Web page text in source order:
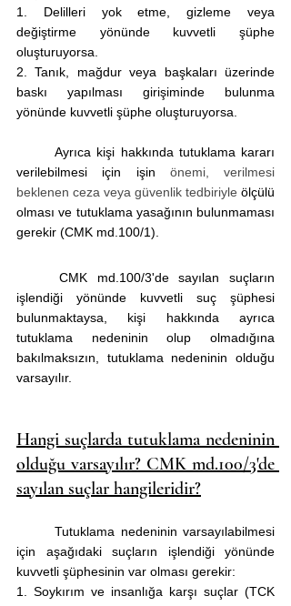
1. Delilleri yok etme, gizleme veya
değiştirme yönünde kuvvetli şüphe
oluşturuyorsa.
2. Tanık, mağdur veya başkaları üzerinde
baskı yapılması girişiminde bulunma
yönünde kuvvetli şüphe oluşturuyorsa.
	Ayrıca kişi hakkında tutuklama kararı
verilebilmesi için işin önemi, verilmesi
beklenen ceza veya güvenlik tedbiriyle ölçülü
olması ve tutuklama yasağının bulunmaması
gerekir (CMK md.100/1).
işlendiği yönünde kuvvetli suç şüphesi
bulunmaktaysa, kişi hakkında ayrıca
tutuklama nedeninin olup olmadığına
bakılmaksızın, tutuklama nedeninin olduğu
varsayılır.
Hangi suçlarda tutuklama nedeninin
olduğu varsayılır? CMK md.100/3'de
sayılan suçlar hangileridir?
	Tutuklama nedeninin varsayılabilmesi
için aşağıdaki suçların işlendiği yönünde
kuvvetli şüphesinin var olması gerekir:
1. Soykırım ve insanlığa karşı suçlar (TCK